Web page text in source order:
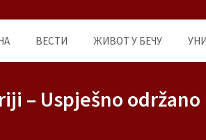
ВЕСТИ ЖИВОТ У БЕЧУ
– Uspješno